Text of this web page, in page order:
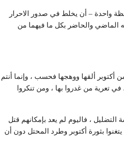
واحدة – أن يخلط في صدور الاحرار
الماضي والحاضر بكل ما فيهما من
أكتوبر ألقها ووهجها فحسب ، وإنما أنتم
في تعرية من غدروا بها ، ومن تنكروا
، فاليوم لم يعد بإمكانهم قتل
بثورة أكتوبر وطرد المحتل دون أن